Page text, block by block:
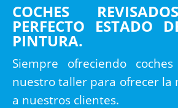
COCHES
PERFECTO ESTADO
PINTURA.
Siempre ofreciendo
nuestro taller para ofrecer la
a nuestros clientes.